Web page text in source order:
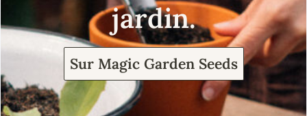
jardin.
Sur Magic Garden Seeds